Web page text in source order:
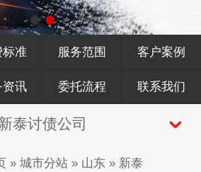
标准 服务范围 客户案例
资讯 委托流程 联系我们
泰讨债公司
» 城市分站» 山东» 新泰